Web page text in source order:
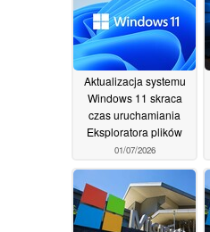
Aktualizacja systemu
Windows 11 skraca
czas uruchamiania
Eksploratora plików
01/07/2026